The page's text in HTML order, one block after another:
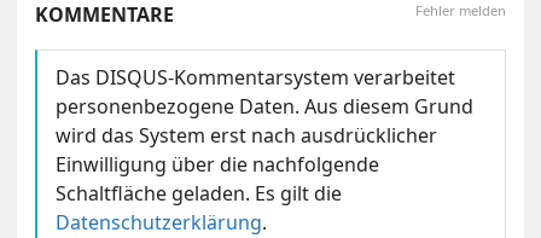
Fehler melden
KOMMENTARE
Das DISQUS-Kommentarsystem verarbeitet
personenbezogene Daten. Aus diesem Grund
wird das System erst nach ausdrücklicher
Einwilligung über die nachfolgende
Schaltfläche geladen. Es gilt die
Datenschutzerklärung.